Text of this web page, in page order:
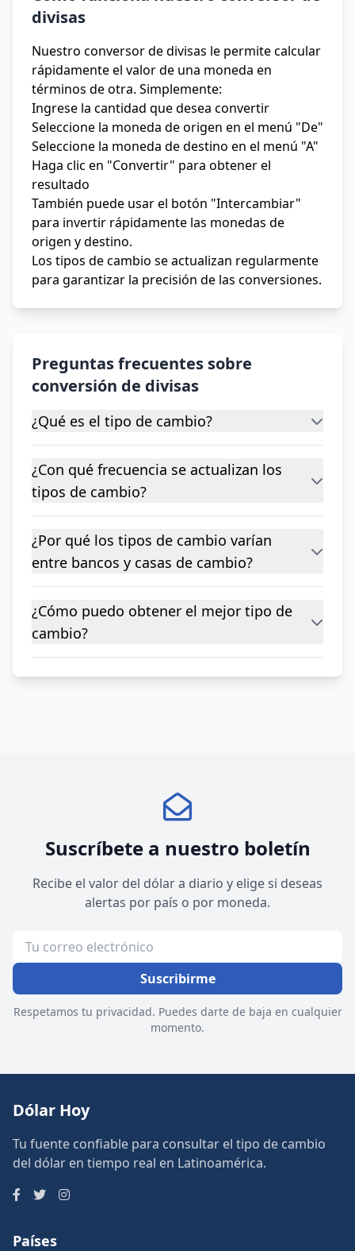
divisas
Nuestro conversor de divisas le permite calcular
rápidamente el valor de una moneda en
términos de otra. Simplemente:
Ingrese la cantidad que desea convertir
Seleccione la moneda de origen en el menú "De"
Seleccione la moneda de destino en el menú "A"
Haga clic en "Convertir" para obtener el
resultado
También puede usar el botón "Intercambiar"
para invertir rápidamente las monedas de
origen y destino.
Los tipos de cambio se actualizan regularmente
para garantizar la precisión de las conversiones.
Preguntas frecuentes sobre
conversión de divisas
¿Qué es el tipo de cambio?
¿Con qué frecuencia se actualizan los
tipos de cambio?
¿Por qué los tipos de cambio varían
entre bancos y casas de cambio?
¿Cómo puedo obtener el mejor tipo de
cambio?
Suscríbete a nuestro boletín
Recibe el valor del dólar a diario y elige si deseas
alertas por país o por moneda.
Suscribirme
Respetamos tu privacidad. Puedes darte de baja en cualquier
momento.
Dólar Hoy
Tu fuente confiable para consultar el tipo de cambio
del dólar en tiempo real en Latinoamérica.
Países